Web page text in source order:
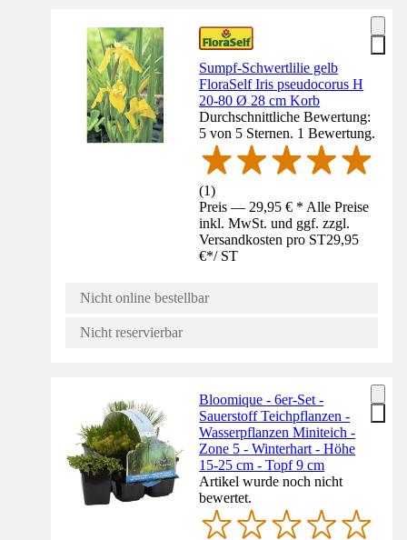
Sumpf-Schwertlilie gelb
FloraSelf Iris pseudocorus H
20-80 Ø 28 cm Korb
Durchschnittliche Bewertung:
5 von 5 Sternen. 1 Bewertung.
(1)
Preis — 29,95 € * Alle Preise
inkl. MwSt. und ggf. zzgl.
Versandkosten pro ST29,95
€*/ ST
Nicht online bestellbar
Nicht reservierbar
Bloomique - 6er-Set -
Sauerstoff Teichpflanzen -
Wasserpflanzen Miniteich -
Zone 5 - Winterhart - Höhe
15-25 cm - Topf 9 cm
Artikel wurde noch nicht
bewertet.